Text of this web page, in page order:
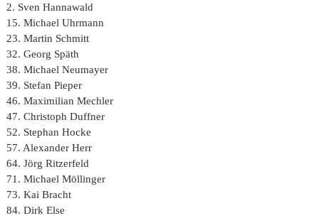
2. Sven Hannawald
15. Michael Uhrmann
23. Martin Schmitt
32. Georg Späth
38. Michael Neumayer
39. Stefan Pieper
46. Maximilian Mechler
47. Christoph Duffner
52. Stephan Hocke
57. Alexander Herr
64. Jörg Ritzerfeld
71. Michael Möllinger
73. Kai Bracht
84. Dirk Else